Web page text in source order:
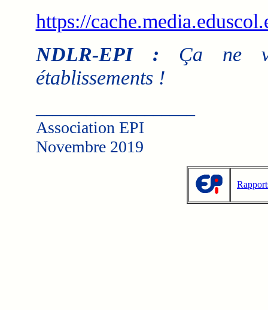
https://
NDLR-EPI : Ça ne
établissements !
Association EPI
Novembre 2019